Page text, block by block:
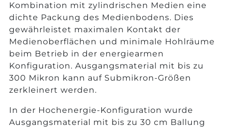
Kombination mit zylindrischen Medien eine
dichte Packung des Medienbodens. Dies
gewährleistet maximalen Kontakt der
Medienoberflächen und minimale Hohlräume
beim Betrieb in der energiearmen
Konfiguration. Ausgangsmaterial mit bis zu
300 Mikron kann auf Submikron-Größen
zerkleinert werden.
In der Hochenergie-Konfiguration wurde
Ausgangsmaterial mit bis zu 30 cm Ballung